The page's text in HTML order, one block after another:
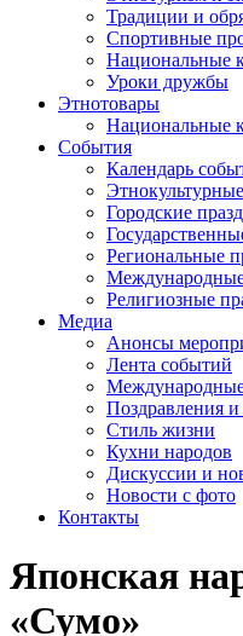
Традиции и
Спортивные
Национальные
Уроки дружбы
Этнотовары
Национальные
События
Календарь
Городские
Региональные
Религиозные
Медиа
Анонсы
Лента событий
Поздравления
Cтиль жизни
Кухни народов
Дискуссии и
Новости с фото
Контакты
Японская
«Сумо»